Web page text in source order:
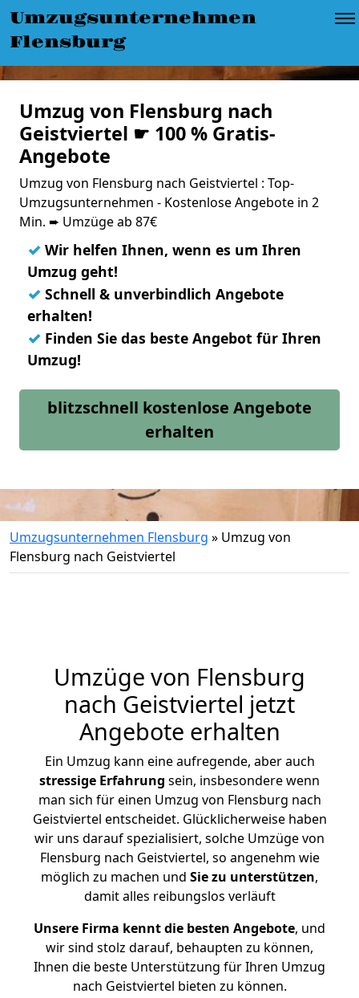
Umzugsunternehmen
Flensburg
Umzug von Flensburg nach
Geistviertel ☛ 100 % Gratis-
Angebote
Umzug von Flensburg nach Geistviertel : Top-
Umzugsunternehmen - Kostenlose Angebote in 2
Min. ➨ Umzüge ab 87€
✓ Wir helfen Ihnen, wenn es um Ihren
Umzug geht!
✓ Schnell & unverbindlich Angebote
erhalten!
✓ Finden Sie das beste Angebot für Ihren
Umzug!
blitzschnell kostenlose Angebote
erhalten
Umzugsunternehmen Flensburg » Umzug von
Flensburg nach Geistviertel
Umzüge von Flensburg
nach Geistviertel jetzt
Angebote erhalten
Ein Umzug kann eine aufregende, aber auch
stressige Erfahrung sein, insbesondere wenn
man sich für einen Umzug von Flensburg nach
Geistviertel entscheidet. Glücklicherweise haben
wir uns darauf spezialisiert, solche Umzüge von
Flensburg nach Geistviertel, so angenehm wie
möglich zu machen und Sie zu unterstützen,
damit alles reibungslos verläuft
Unsere Firma kennt die besten Angebote, und
wir sind stolz darauf, behaupten zu können,
Ihnen die beste Unterstützung für Ihren Umzug
nach Geistviertel bieten zu können.